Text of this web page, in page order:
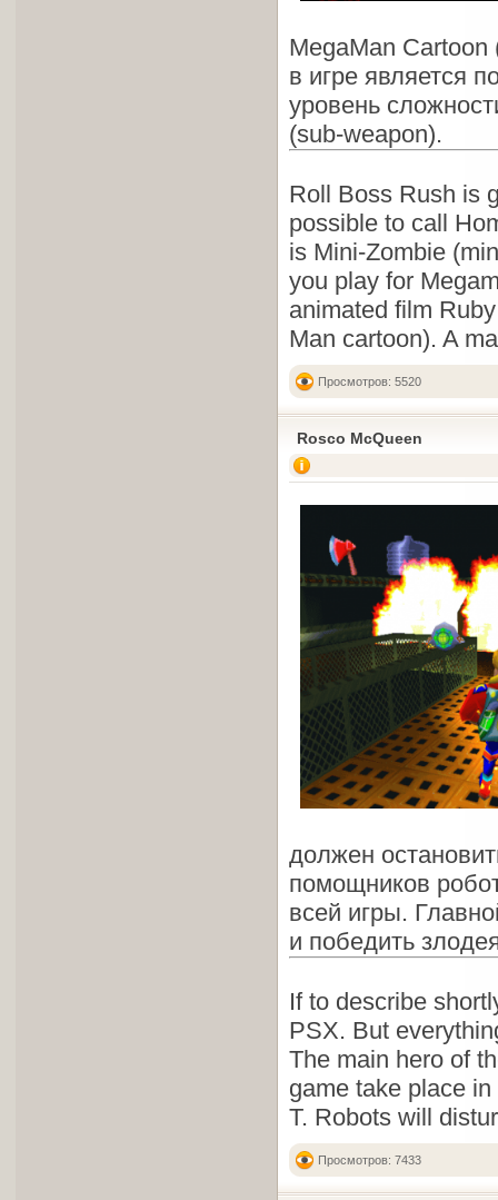
MegaMan
в игре является
уровень
(sub-weapon).
Roll Boss Rush is
possible to call
is Mini-Zombie
you play for
animated film
Man cartoon). A
Просмотров: 5520
Rosco McQueen
должен
помощников
всей игры.
и победить
If to describe
PSX. But
The main hero of
game take place
T. Robots will
Просмотров: 7433